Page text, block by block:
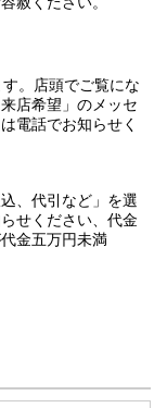
。店頭でご覧にな
店希望」のメッセ
電話でお知らせく
、代引など」を選
せください、代金
金五万円未満